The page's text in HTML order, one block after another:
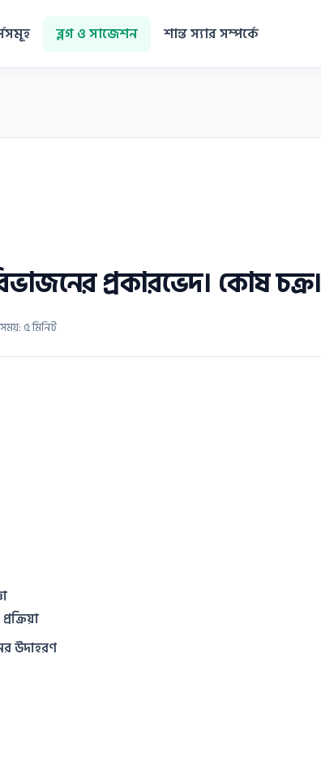
ব্লগ ও সাজেশন শান্ত স্যার সম্পর্কে
প্রকারভেদ। কোষ চক্র।
৫ মিনিট
উদাহরণ